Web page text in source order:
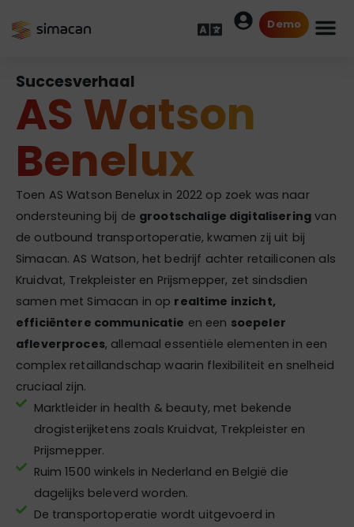
Demo
Succesverhaal
AS Watson
Benelux
Toen AS Watson Benelux in 2022 op zoek was naar
ondersteuning bij de grootschalige digitalisering van
de outbound transportoperatie, kwamen zij uit bij
Simacan. AS Watson, het bedrijf achter retailiconen als
Kruidvat, Trekpleister en Prijsmepper, zet sindsdien
samen met Simacan in op realtime inzicht,
efficiëntere communicatie en een soepeler
afleverproces, allemaal essentiële elementen in een
complex retaillandschap waarin flexibiliteit en snelheid
cruciaal zijn.
Marktleider in health & beauty, met bekende
drogisterijketens zoals Kruidvat, Trekpleister en
Prijsmepper.
Ruim 1500 winkels in Nederland en België die
dagelijks beleverd worden.
De transportoperatie wordt uitgevoerd in